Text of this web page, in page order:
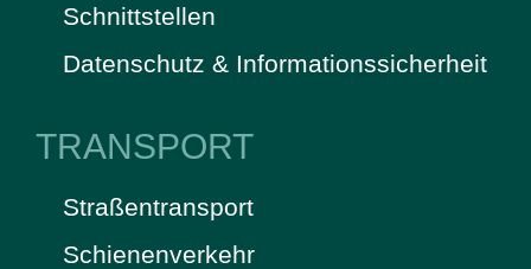
Schnittstellen
Datenschutz & Informationssicherheit
TRANSPORT
Straßentransport
Schienenverkehr